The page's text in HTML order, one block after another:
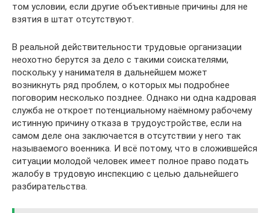
том условии, если другие объективные причины для не
взятия в штат отсутствуют.
В реальной действительности трудовые организации
неохотно берутся за дело с такими соискателями,
поскольку у нанимателя в дальнейшем может
возникнуть ряд проблем, о которых мы подробнее
поговорим несколько позднее. Однако ни одна кадровая
служба не откроет потенциальному наёмному рабочему
истинную причину отказа в трудоустройстве, если на
самом деле она заключается в отсутствии у него так
называемого военника. И всё потому, что в сложившейся
ситуации молодой человек имеет полное право подать
жалобу в трудовую инспекцию с целью дальнейшего
разбирательства.